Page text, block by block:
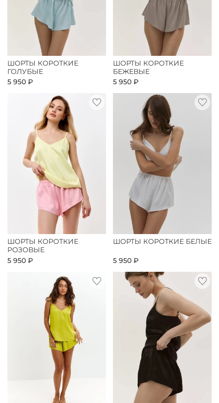
ШОРТЫ КОРОТКИЕ
ГОЛУБЫЕ
5 950 ₽
ШОРТЫ КОРОТКИЕ
БЕЖЕВЫЕ
5 950 ₽
ШОРТЫ КОРОТКИЕ
РОЗОВЫЕ
5 950 ₽
ШОРТЫ КОРОТКИЕ БЕЛЫЕ
5 950 ₽